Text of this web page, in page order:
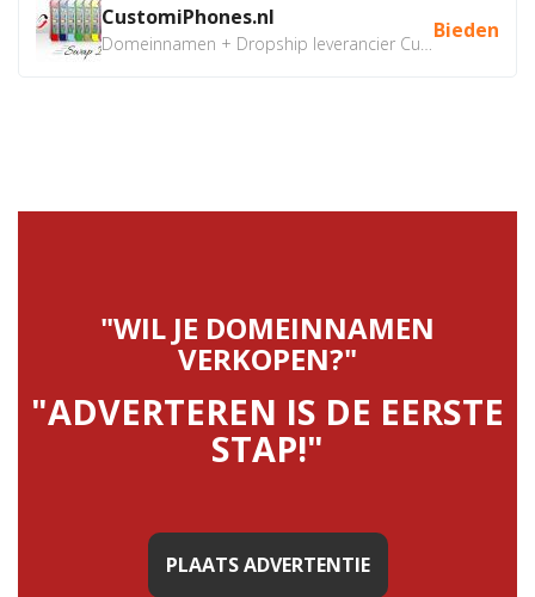
CustomiPhones.nl Bieden
"WIL JE DOMEINNAMEN
VERKOPEN?"
"ADVERTEREN IS DE EERSTE
STAP!"
PLAATS ADVERTENTIE